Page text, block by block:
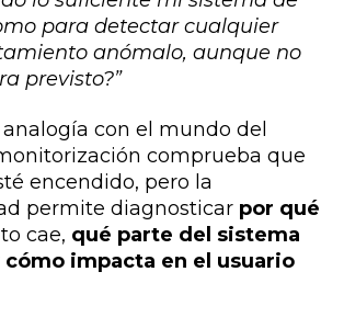
para detectar cualquier
anómalo, aunque no
previsto?”
con el mundo del
comprueba que
encendido, pero la
permite diagnosticar por qué
cae, qué parte del sistema
cómo impacta en el usuario